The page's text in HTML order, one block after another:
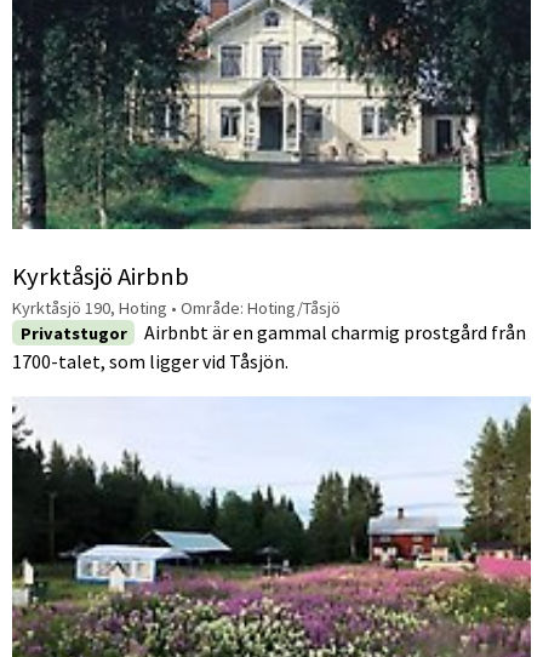
Kyrktåsjö Airbnb
Kyrktåsjö 190, Hoting • Område: Hoting/Tåsjö
Privatstugor
Airbnbt är en gammal charmig prostgård från
1700-talet, som ligger vid Tåsjön.